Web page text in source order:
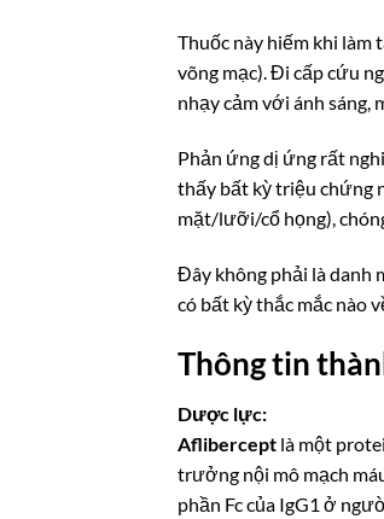
Thuốc này hiếm khi làm
võng mạc). Đi cấp cứu
nhạy cảm với ánh
Phản ứng dị ứng rất
thấy bất kỳ triệu chứng
mặt/lưỡi/cổ họng),
Đây không phải là danh
có bất kỳ thắc mắc nào
Thông tin
Dược lực:
Aflibercept là một
trưởng nội mô mạch
phần Fc của IgG1 ở